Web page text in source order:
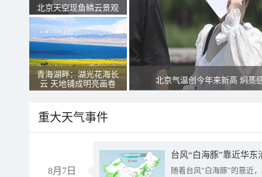
北京天空现鱼鳞云景观
青海湖畔：湖光花海长
云 天地铺成明亮画卷
北京气温创今年来新高 焖蒸
重大天气事件
8月7日
台风“白海豚”靠近华
随着台风“白海豚”的靠近